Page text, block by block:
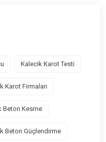
Kalecik Karot Testi
Karot Firmaları
Beton Kesme
Beton Güçlendirme